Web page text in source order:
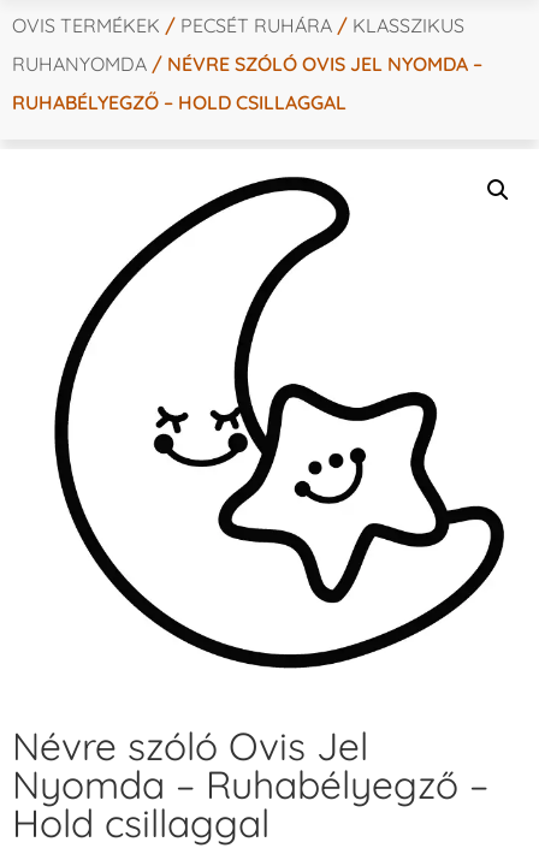
OVIS TERMÉKEK / PECSÉT RUHÁRA / KLASSZIKUS
RUHANYOMDA / NÉVRE SZÓLÓ OVIS JEL NYOMDA –
RUHABÉLYEGZŐ – HOLD CSILLAGGAL
Névre szóló Ovis Jel
Nyomda – Ruhabélyegző –
Hold csillaggal